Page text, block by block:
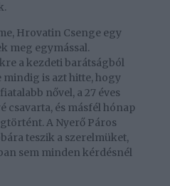
Hrovatin Csenge egy
meg egymással.
a kezdeti barátságból
mindig is azt hitte, hogy
nővel, a 27 éves
csavarta, és másfél hónap
A Nyerő Páros
teszik a szerelmüket,
sem minden kérdésnél